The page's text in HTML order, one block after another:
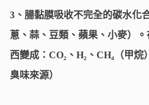
3、腸黏膜吸收不完全的碳水化
蔥、蒜、豆類、蘋果、小麥）。
西變成：CO₂、H₂、CH₄（甲
臭味來源）